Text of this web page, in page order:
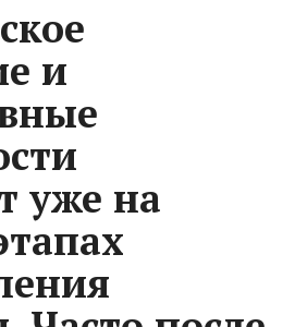
и
уже на